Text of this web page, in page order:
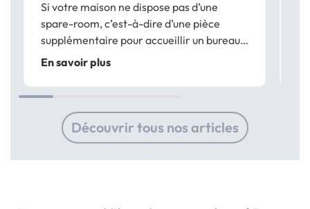
Si votre maison ne dispose pas d’une
spare-room, c’est-à-dire d’une pièce
supplémentaire pour accueillir un bureau,
sachez qu’un tas de possibilités s’offrent à
vous pour aménager un corner office
digne de ce nom. Afin de réussir
En savoir plus
Découvrir tous nos articles